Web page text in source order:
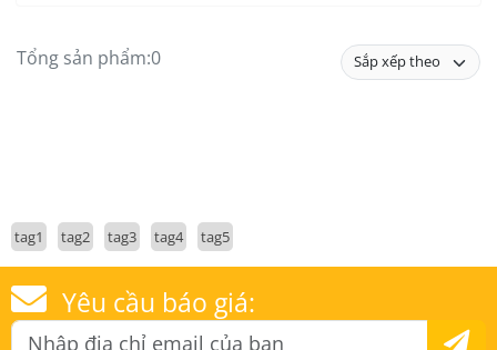
Tổng sản phẩm:0
tag1 tag2 tag3 tag4 tag5
Yêu cầu báo giá: